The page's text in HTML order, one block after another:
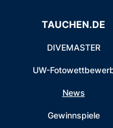
TAUCHEN.DE
DIVEMASTER
UW-
News
Gewinnspiele